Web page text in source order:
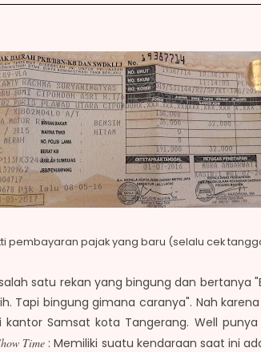
pembayaran pajak yang baru (selalu cek
satu rekan yang bingung dan bertanya
Tapi bingung gimana caranya". Nah
Samsat kota Tangerang. Well
Time : Memiliki suatu kendaraan saat ini